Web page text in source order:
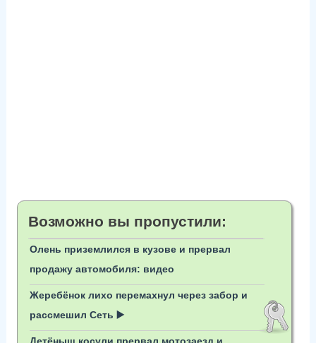
Возможно вы пропустили:
Олень приземлился в кузове и прервал
продажу автомобиля: видео
Жеребёнок лихо перемахнул через забор и
рассмешил Сеть ▶️
Детёныш косули прервал мотозаезд и